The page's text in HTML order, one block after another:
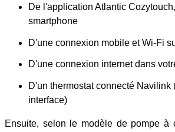
De l'application Atlantic
smartphone
D'une connexion mobile et Wi-Fi
D'une connexion internet dans
D'un thermostat connecté Navilink
interface)
Ensuite, selon le modèle de pompe à